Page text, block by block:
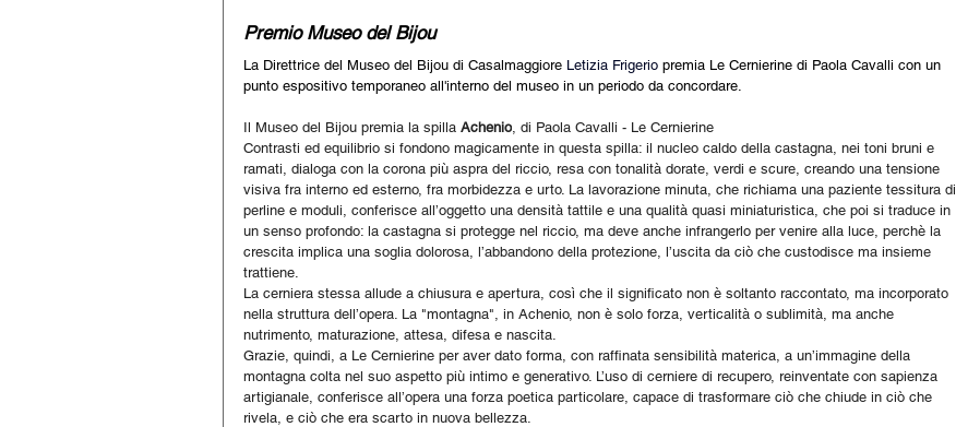
Premio Museo del Bijou
La Direttrice del Museo del Bijou di Casalmaggiore Letizia Frigerio premia Le Cernierine di Paola Cavalli con un
punto espositivo temporaneo all'interno del museo in un periodo da concordare.
Il Museo del Bijou premia la spilla Achenio, di Paola Cavalli - Le Cernierine
Contrasti ed equilibrio si fondono magicamente in questa spilla: il nucleo caldo della castagna, nei toni bruni e
ramati, dialoga con la corona più aspra del riccio, resa con tonalità dorate, verdi e scure, creando una tensione
visiva fra interno ed esterno, fra morbidezza e urto. La lavorazione minuta, che richiama una paziente tessitura di
perline e moduli, conferisce all’oggetto una densità tattile e una qualità quasi miniaturistica, che poi si traduce in
un senso profondo: la castagna si protegge nel riccio, ma deve anche infrangerlo per venire alla luce, perchè la
crescita implica una soglia dolorosa, l’abbandono della protezione, l’uscita da ciò che custodisce ma insieme
trattiene.
La cerniera stessa allude a chiusura e apertura, così che il significato non è soltanto raccontato, ma incorporato
nella struttura dell’opera. La "montagna", in Achenio, non è solo forza, verticalità o sublimità, ma anche
nutrimento, maturazione, attesa, difesa e nascita.
Grazie, quindi, a Le Cernierine per aver dato forma, con raffinata sensibilità materica, a un’immagine della
montagna colta nel suo aspetto più intimo e generativo. L’uso di cerniere di recupero, reinventate con sapienza
artigianale, conferisce all’opera una forza poetica particolare, capace di trasformare ciò che chiude in ciò che
rivela, e ciò che era scarto in nuova bellezza.